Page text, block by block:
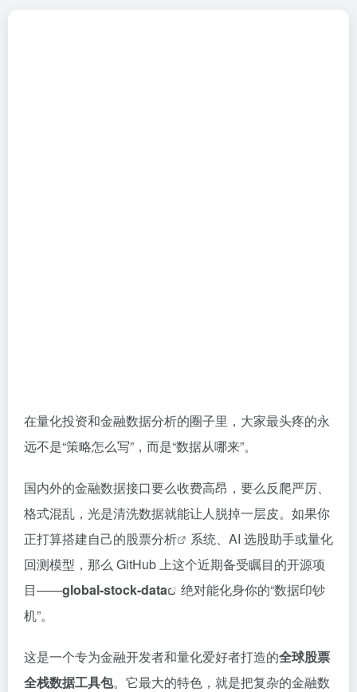
在量化投资和金融数据分析的圈子里，大家最头疼的永
远不是“策略怎么写”，而是“数据从哪来”。
国内外的金融数据接口要么收费高昂，要么反爬严厉、
格式混乱，光是清洗数据就能让人脱掉一层皮。如果你
正打算搭建自己的股票分析
系统、AI 选股助手或量化
回测模型，那么 GitHub 上这个近期备受瞩目的开源项
目——global-stock-data
绝对能化身你的“数据印钞
机”。
这是一个专为金融开发者和量化爱好者打造的全球股票
全栈数据工具包。它最大的特色，就是把复杂的金融数